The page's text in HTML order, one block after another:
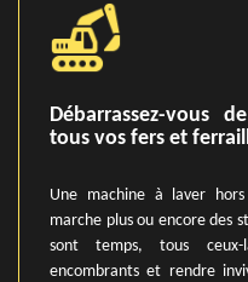
Débarrassez-vous
tous vos fers et
Une machine à laver
marche plus ou encore des
sont temps, tous ceux-
encombrants et rendre